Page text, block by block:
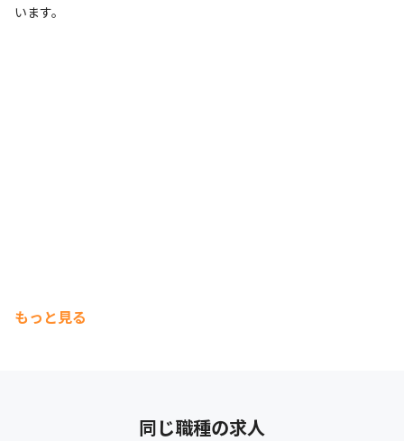
います。
もっと見る
同じ職種の求人